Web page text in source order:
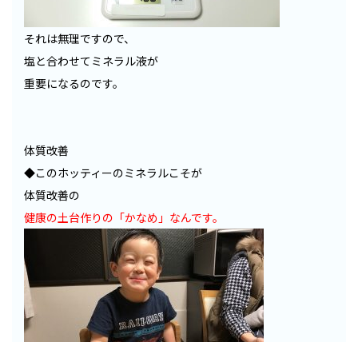
それは無理ですので、
塩と合わせてミネラル液が
重要になるのです。
体質改善
◆このホッティーのミネラルこそが
体質改善の
健康の土台作りの「かなめ」なんです。